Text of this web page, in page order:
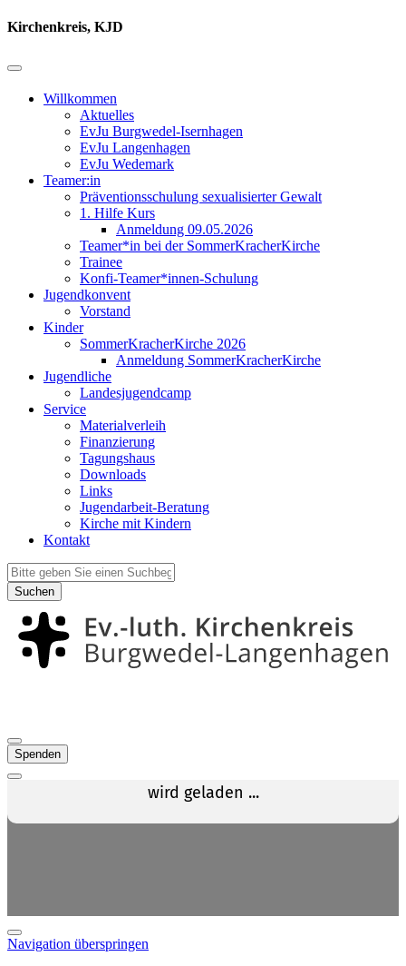
Kirchenkreis, KJD
Willkommen
Aktuelles
EvJu Burgwedel-Isernhagen
EvJu Langenhagen
EvJu Wedemark
Teamer:in
Präventionsschulung sexualisierter Gewalt
1. Hilfe Kurs
Anmeldung 09.05.2026
Teamer*in bei der SommerKracherKirche
Trainee
Konfi-Teamer*innen-Schulung
Jugendkonvent
Vorstand
Kinder
SommerKracherKirche 2026
Anmeldung SommerKracherKirche
Jugendliche
Landesjugendcamp
Service
Materialverleih
Finanzierung
Tagungshaus
Downloads
Links
Jugendarbeit-Beratung
Kirche mit Kindern
Kontakt
Suchen
Spenden
Navigation überspringen